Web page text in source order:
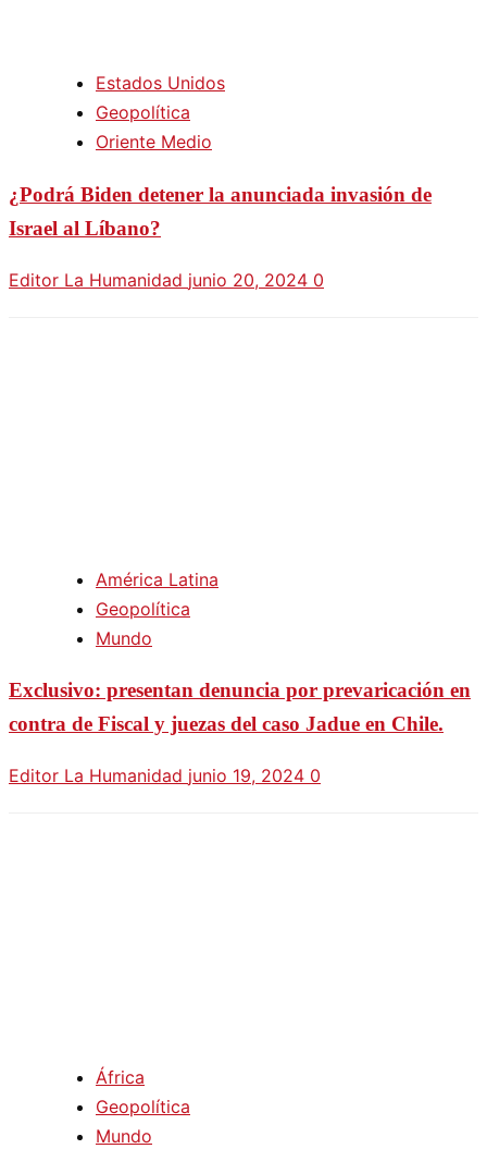
Estados Unidos
Geopolítica
Oriente Medio
¿Podrá Biden detener la anunciada invasión de
Israel al Líbano?
Editor La Humanidad junio 20, 2024 0
América Latina
Geopolítica
Mundo
Exclusivo: presentan denuncia por prevaricación en
contra de Fiscal y juezas del caso Jadue en Chile.
Editor La Humanidad junio 19, 2024 0
África
Geopolítica
Mundo